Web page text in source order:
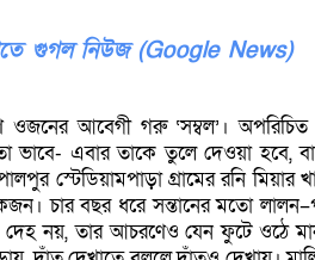
গুগল নিউজ (Google News)
ওজনের আবেগী গরু ‘সম্বল’।
ভাবে- এবার তাকে তুলে দেওয়া হবে,
স্টেডিয়ামপাড়া গ্রামের রনি মিয়ার
চার বছর ধরে সন্তানের মতো
নয়, তার আচরণেও যেন ফুটে ওঠে